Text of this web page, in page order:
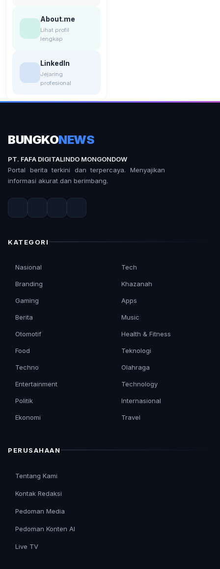
About.me
Lihat profil
lengkap
LinkedIn
Jejaring
profesional
BUNGKONEWS
PT. FAFA DIGITALINDO MONGONDOW
Portal berita terkini dan terpercaya. Menyajikan
informasi akurat dan berimbang.
KATEGORI
Nasional
Branding
Gaming
Berita
Otomotif
Tech
Khazanah
Apps
Music
Health & Fitness
Food
Techno
Entertainment
Politik
Ekonomi
Teknologi
Olahraga
Technology
Internasional
Travel
PERUSAHAAN
Tentang Kami
Kontak Redaksi
Pedoman Media
Pedoman Konten AI
Live TV